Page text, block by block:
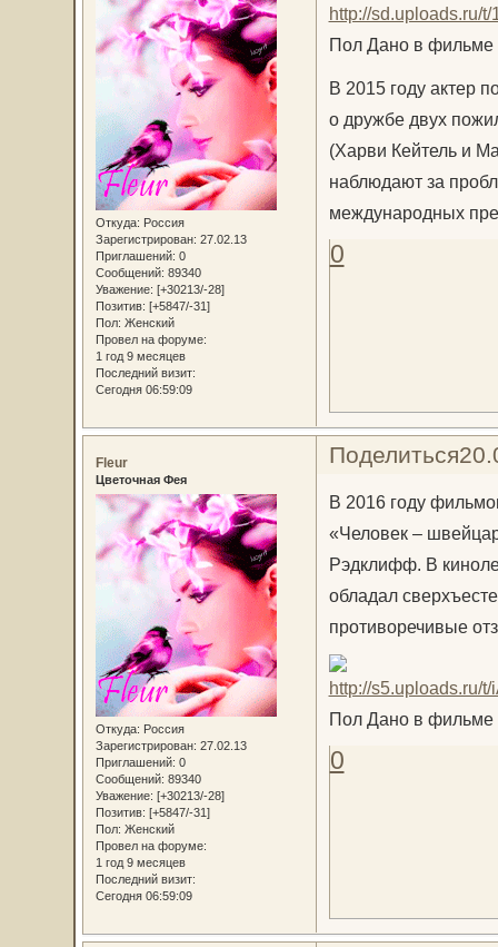
Откуда: Россия
Зарегистрирован: 27.02.13
Приглашений: 0
Сообщений: 89340
Уважение: [+30213/-28]
Позитив: [+5847/-31]
Пол: Женский
Провел на форуме:
1 год 9 месяцев
Последний визит:
Сегодня 06:59:09
Пол Дано в фильме
В 2015 году актер
о дружбе двух
(Харви Кейтель и
наблюдают за
международных
0
Поделиться
Fleur
Цветочная Фея
Откуда: Россия
Зарегистрирован: 27.02.13
Приглашений: 0
Сообщений: 89340
Уважение: [+30213/-28]
Позитив: [+5847/-31]
Пол: Женский
Провел на форуме:
1 год 9 месяцев
Последний визит:
Сегодня 06:59:09
В 2016 году
«Человек –
Рэдклифф. В
обладал
противоречивые
Пол Дано в фильме
0